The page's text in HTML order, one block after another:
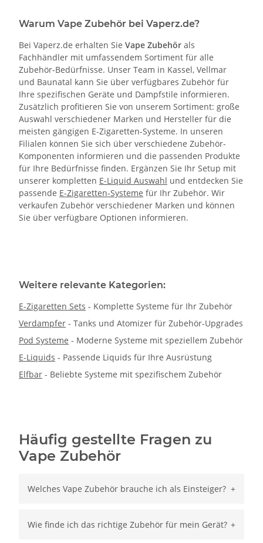
Warum Vape Zubehör bei Vaperz.de?
Bei Vaperz.de erhalten Sie Vape Zubehör als
Fachhändler mit umfassendem Sortiment für alle
Zubehör-Bedürfnisse. Unser Team in Kassel, Vellmar
und Baunatal kann Sie über verfügbares Zubehör für
Ihre spezifischen Geräte und Dampfstile informieren.
Zusätzlich profitieren Sie von unserem Sortiment: große
Auswahl verschiedener Marken und Hersteller für die
meisten gängigen E-Zigaretten-Systeme. In unseren
Filialen können Sie sich über verschiedene Zubehör-
Komponenten informieren und die passenden Produkte
für Ihre Bedürfnisse finden. Ergänzen Sie Ihr Setup mit
unserer kompletten E-Liquid Auswahl und entdecken Sie
passende E-Zigaretten-Systeme für Ihr Zubehör. Wir
verkaufen Zubehör verschiedener Marken und können
Sie über verfügbare Optionen informieren.
Weitere relevante Kategorien:
E-Zigaretten Sets - Komplette Systeme für Ihr Zubehör
Verdampfer - Tanks und Atomizer für Zubehör-Upgrades
Pod Systeme - Moderne Systeme mit speziellem Zubehör
E-Liquids - Passende Liquids für Ihre Ausrüstung
Elfbar - Beliebte Systeme mit spezifischem Zubehör
Häufig gestellte Fragen zu
Vape Zubehör
Welches Vape Zubehör brauche ich als Einsteiger?
Wie finde ich das richtige Zubehör für mein Gerät?